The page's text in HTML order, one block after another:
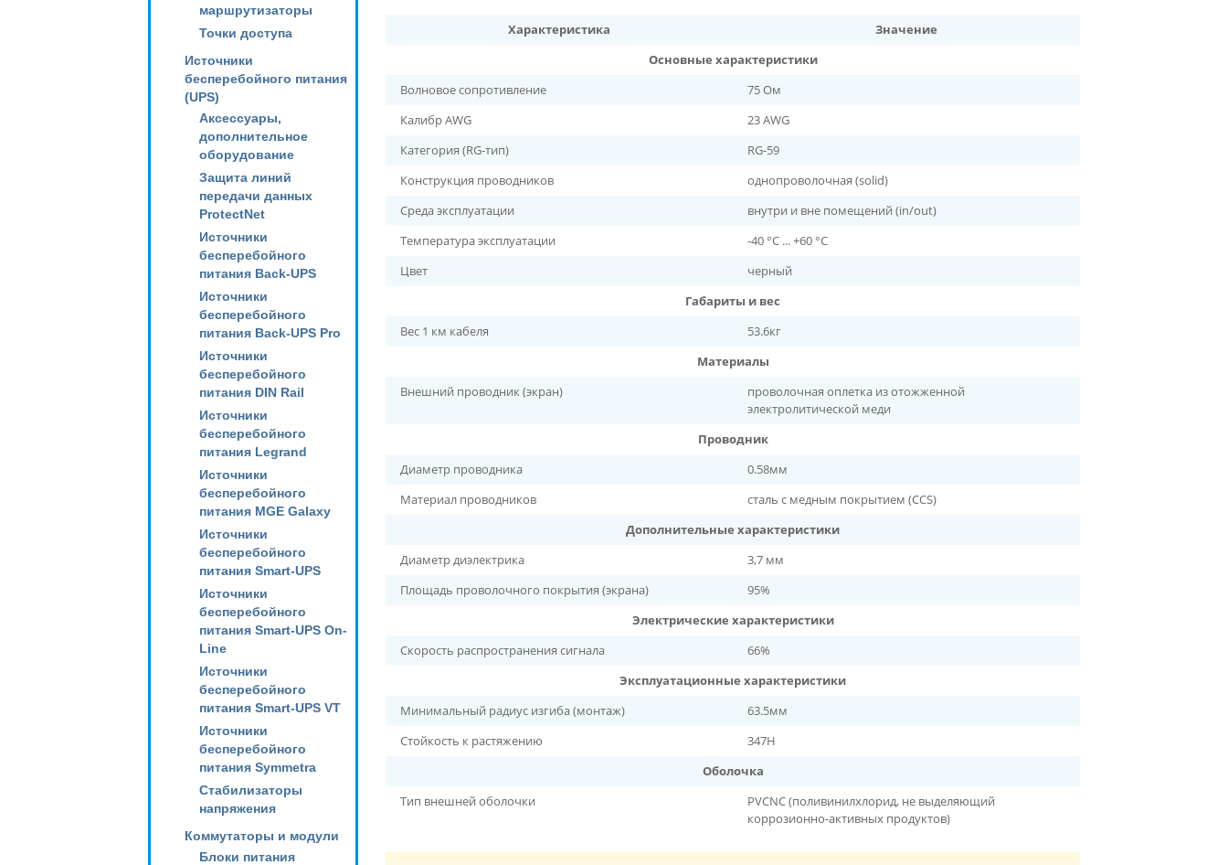
маршрутизаторы
Точки доступа
Источники
бесперебойного питания
(UPS)
Аксессуары,
дополнительное
оборудование
Защита линий
передачи данных
ProtectNet
Источники
бесперебойного
питания Back-UPS
Источники
бесперебойного
питания Back-UPS Pro
Источники
бесперебойного
питания DIN Rail
Источники
бесперебойного
питания Legrand
Источники
бесперебойного
питания MGE Galaxy
Источники
бесперебойного
питания Smart-UPS
Источники
бесперебойного
питания Smart-UPS On-
Line
Источники
бесперебойного
питания Smart-UPS VT
Источники
бесперебойного
питания Symmetra
Стабилизаторы
напряжения
Коммутаторы и модули
Блоки питания
Характеристика
Значение
Основные характеристики
Волновое сопротивление
75 Ом
Калибр AWG
23 AWG
Категория (RG-тип)
RG-59
Конструкция проводников
однопроволочная (solid)
Среда эксплуатации
внутри и вне помещений (in/out)
Температура эксплуатации
-40 °C ... +60 °C
Цвет
черный
Габариты и вес
Вес 1 км кабеля
53.6кг
Материалы
Внешний проводник (экран)
проволочная оплетка из отожженной
электролитической меди
Проводник
Диаметр проводника
0.58мм
Материал проводников
сталь с медным покрытием (CCS)
Дополнительные характеристики
Диаметр диэлектрика
3,7 мм
Площадь проволочного покрытия (экрана)
95%
Электрические характеристики
Скорость распространения сигнала
66%
Эксплуатационные характеристики
Минимальный радиус изгиба (монтаж)
63.5мм
Стойкость к растяжению
347Н
Оболочка
Тип внешней оболочки
PVCNC (поливинилхлорид, не выделяющий
коррозионно-активных продуктов)